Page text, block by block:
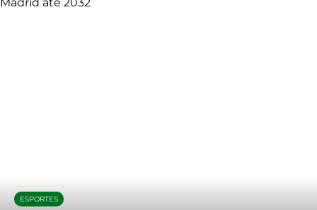
ESPORTES